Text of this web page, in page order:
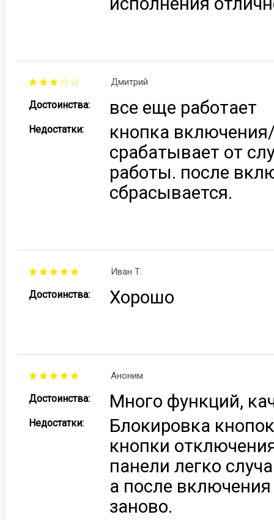
Дмитрий
Достоинства: все еще работает
Недостатки:
кнопка
срабатывает от
работы. после
сбрасывается.
Иван Т.
Достоинства: Хорошо
Аноним
Достоинства: Много функций,
Недостатки:
Блокировка
кнопки
панели легко
а после
заново.